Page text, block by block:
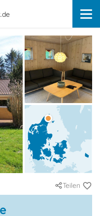
.de
Teilen